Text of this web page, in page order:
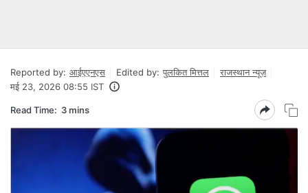
Reported by: आईएएनएस Edited by: पुलकित मित्तल
राजस्थान न्यूज़
मई 23, 2026 08:55 IST
Read Time: 3 mins